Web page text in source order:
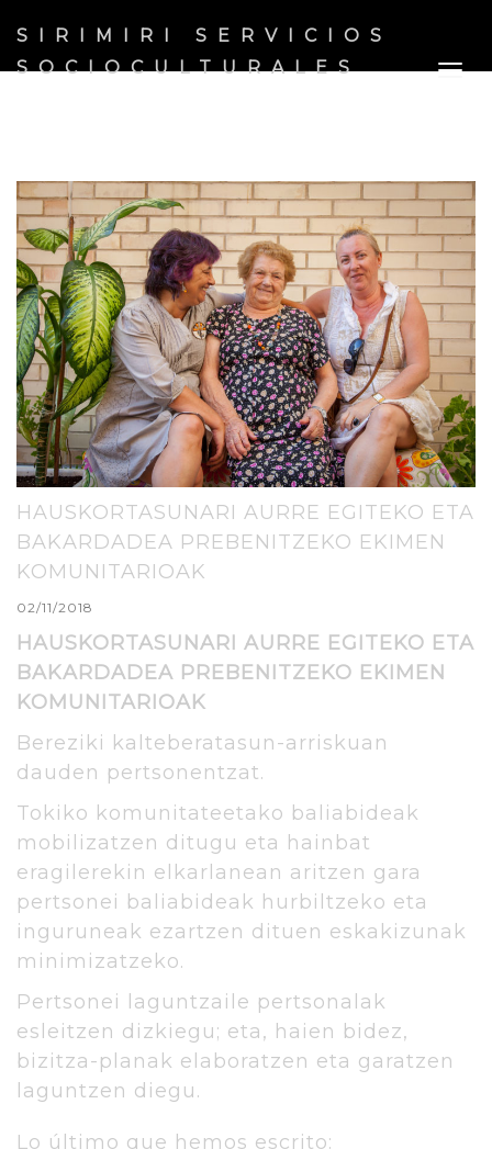
SIRIMIRI SERVICIOS
SOCIOCULTURALES
HAUSKORTASUNARI AURRE EGITEKO ETA
BAKARDADEA PREBENITZEKO EKIMEN
KOMUNITARIOAK
02/11/2018
HAUSKORTASUNARI AURRE EGITEKO ETA
BAKARDADEA PREBENITZEKO EKIMEN
KOMUNITARIOAK
Bereziki kalteberatasun-arriskuan
dauden pertsonentzat.
Tokiko komunitateetako baliabideak
mobilizatzen ditugu eta hainbat
eragilerekin elkarlanean aritzen gara
pertsonei baliabideak hurbiltzeko eta
inguruneak ezartzen dituen eskakizunak
minimizatzeko.
Pertsonei laguntzaile pertsonalak
esleitzen dizkiegu; eta, haien bidez,
bizitza-planak elaboratzen eta garatzen
laguntzen diegu.
Lo último que hemos escrito: